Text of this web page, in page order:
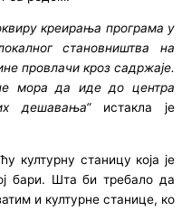
креирања програма у
становништва на
провлачи кроз садржаје.
мора да иде до центра
дешавања“истакла је
културну станицу која је
бари. Шта би требало да
и културне станице, ко